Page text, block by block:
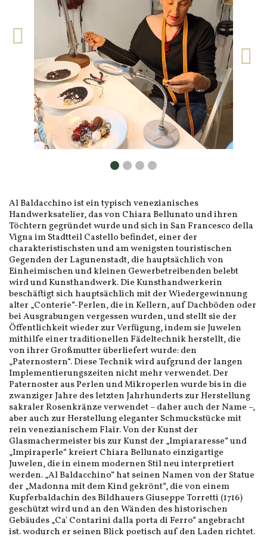
Al Baldacchino ist ein typisch venezianisches
Handwerksatelier, das von Chiara Bellunato und ihren
Töchtern gegründet wurde und sich in San Francesco della
Vigna im Stadtteil Castello befindet, einer der
charakteristischsten und am wenigsten touristischen
Gegenden der Lagunenstadt, die hauptsächlich von
Einheimischen und kleinen Gewerbetreibenden belebt
wird und Kunsthandwerk. Die Kunsthandwerkerin
beschäftigt sich hauptsächlich mit der Wiedergewinnung
alter „Conterie“-Perlen, die in Kellern, auf Dachböden oder
bei Ausgrabungen vergessen wurden, und stellt sie der
Öffentlichkeit wieder zur Verfügung, indem sie Juwelen
mithilfe einer traditionellen Fädeltechnik herstellt, die
von ihrer Großmutter überliefert wurde: den
„Paternostern“. Diese Technik wird aufgrund der langen
Implementierungszeiten nicht mehr verwendet. Der
Paternoster aus Perlen und Mikroperlen wurde bis in die
zwanziger Jahre des letzten Jahrhunderts zur Herstellung
sakraler Rosenkränze verwendet – daher auch der Name –,
aber auch zur Herstellung eleganter Schmuckstücke mit
rein venezianischem Flair. Von der Kunst der
Glasmachermeister bis zur Kunst der „Impiararesse“ und
„Impiraperle“ kreiert Chiara Bellunato einzigartige
Juwelen, die in einem modernen Stil neu interpretiert
werden. „Al Baldacchino“ hat seinen Namen von der Statue
der „Madonna mit dem Kind gekrönt“, die von einem
Kupferbaldachin des Bildhauers Giuseppe Torretti (1716)
geschützt wird und an den Wänden des historischen
Gebäudes „Ca' Contarini dalla porta di Ferro“ angebracht
ist. wodurch er seinen Blick poetisch auf den Laden richtet.